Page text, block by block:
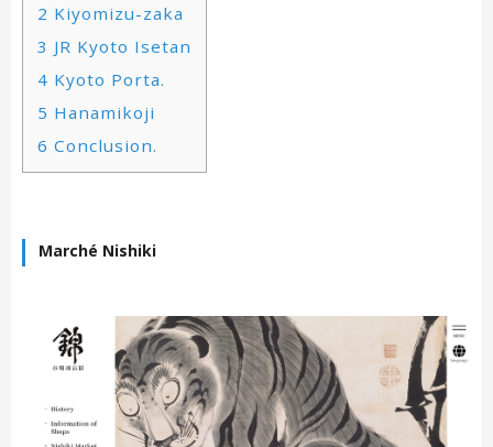
2 Kiyomizu-zaka
3 JR Kyoto Isetan
4 Kyoto Porta.
5 Hanamikoji
6 Conclusion.
Marché Nishiki